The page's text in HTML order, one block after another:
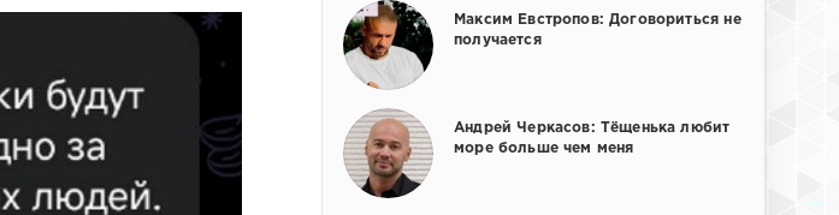
Максим Евстропов: Договориться не
получается
Андрей Черкасов: Тёщенька любит
море больше чем меня